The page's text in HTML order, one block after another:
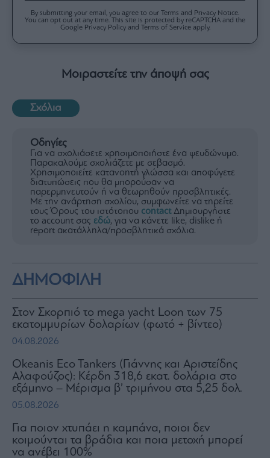
By submitting your email, you agree to our Terms and Privacy Notice.
You can opt out at any time. This site is protected by reCAPTCHA and the
Google Privacy Policy and Terms of Service apply.
Μοιραστείτε την άποψή σας
Σχόλια
Οδηγίες
Για να σχολιάσετε χρησιμοποιήστε ένα ψευδώνυμο.
Παρακαλούμε σχολιάζετε με σεβασμό.
Χρησιμοποιείτε κατανοητή γλώσσα και αποφύγετε
διατυπώσεις που θα μπορούσαν να
παρερμηνευτούν ή να θεωρηθούν προσβλητικές.
Με την ανάρτηση σχολίου, συμφωνείτε να τηρείτε
τους Όρους του ιστότοπου contactΔημιουργήστε
το account σας εδώ, για να κάνετε like, dislike ή
report ακατάλληλα/προσβλητικά σχόλια.
ΔΗΜΟΦΙΛΗ
Στον Σκορπιό το mega yacht Loon των 75
εκατομμυρίων δολαρίων (φωτό + βίντεο)
04.08.2026
Okeanis Eco Tankers (Γιάννης και Αριστείδης
Αλαφούζος): Κέρδη 318,6 εκατ. δολάρια στο
εξάμηνο – Μέρισμα β’ τριμήνου στα 5,25 δολ.
05.08.2026
Για ποιον χτυπάει η καμπάνα, ποιοι δεν
κοιμούνται τα βράδια και ποια μετοχή μπορεί
να ανέβει 100%